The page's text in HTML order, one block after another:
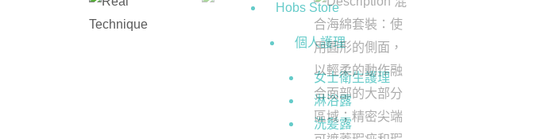
Hobs Store
個人護理
女士衛生護理
淋浴露
洗髪露